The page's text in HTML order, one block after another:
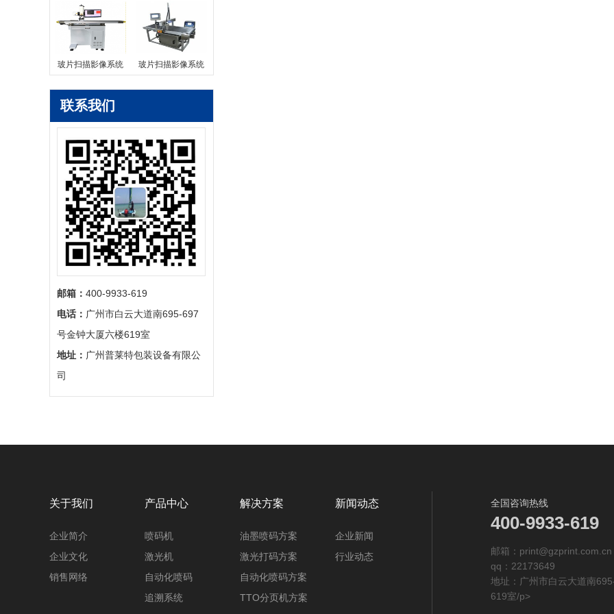
玻片扫描影像系统 玻片扫描影像系统
联系我们
邮箱： 400-9933-619
电话： 广州市白云大道南695-697
号金钟大厦六楼619室
地址： 广州普莱特包装设备有限公
司
关于我们
企业简介
企业文化
销售网络
产品中心
喷码机
激光机
自动化喷码
追溯系统
解决方案
油墨喷码方案
激光打码方案
自动化喷码方案
TTO分页机方案
新闻动态
企业新闻
行业动态
全国咨询热线
400-9933-619
邮箱：print@gzprint.com.cn
qq：22173649
地址：广州市白云大道南
619室/p>